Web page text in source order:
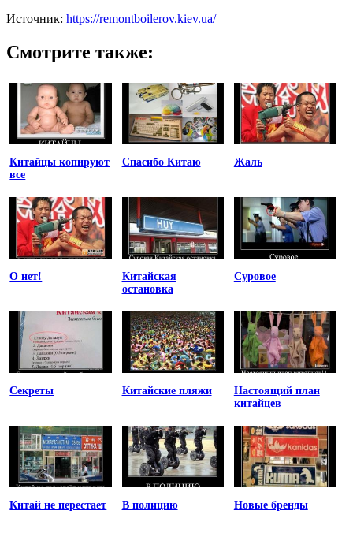
Источник: https://remontboilerov.kiev.ua/
Смотрите также:
Китайцы копируют
все
Спасибо Китаю Жаль
О нет!
Китайская
остановка
Суровое
Секреты Китайские пляжи
Настоящий план
китайцев
Китай не перестает В полицию Новые бренды